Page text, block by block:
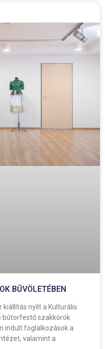
BŰVÖLETÉBEN
kiállítás nyílt a Kulturális
bútorfestő szakkörök
indult foglalkozások a
valamint a